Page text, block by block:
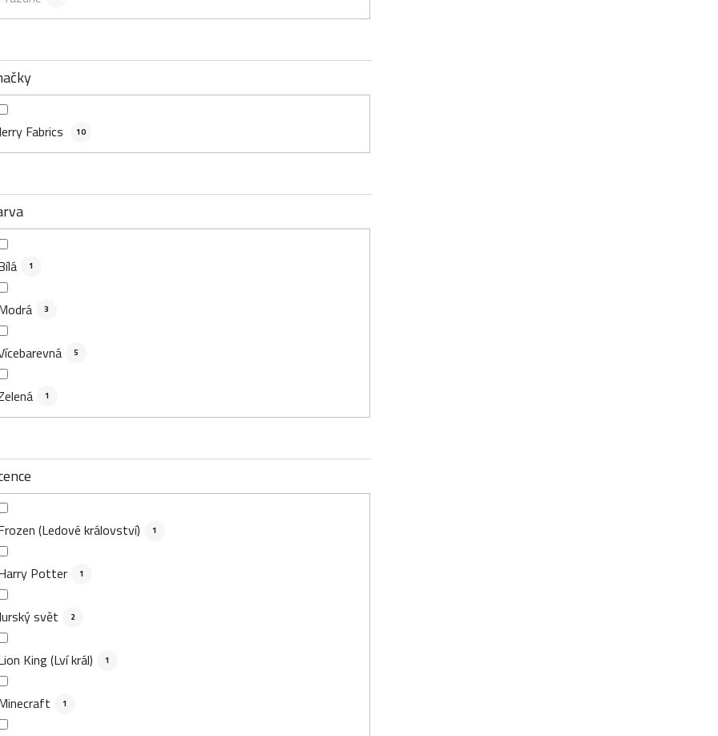
Fabrics 10
1
3
5
1
(Ledové království) 1
Potter 1
svět 2
King (Lví král) 1
1